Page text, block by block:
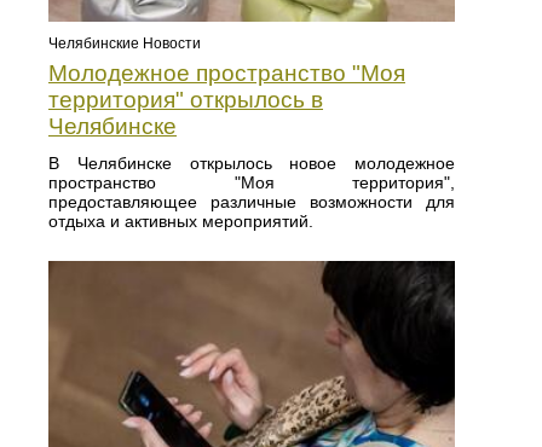
Челябинские Новости
Молодежное пространство "Моя
территория" открылось в
Челябинске
В Челябинске открылось новое молодежное
пространство "Моя территория",
предоставляющее различные возможности для
отдыха и активных мероприятий.